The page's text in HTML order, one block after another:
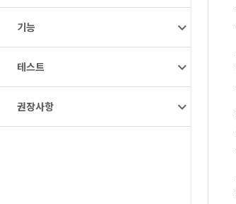
기능
테스트
권장사항